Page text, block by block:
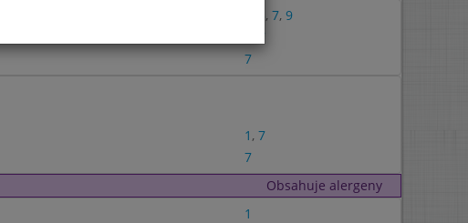
, 7, 9
7
7
1 , 7
7
Obsahuje alergeny
1